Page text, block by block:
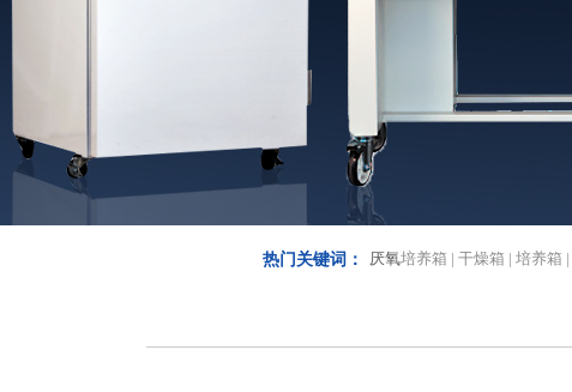
厌氧培养箱 | 干燥箱 | 培养箱 |
热门关键词：